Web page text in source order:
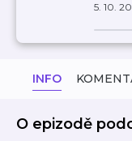
5. 10.
INFO
O epizodě